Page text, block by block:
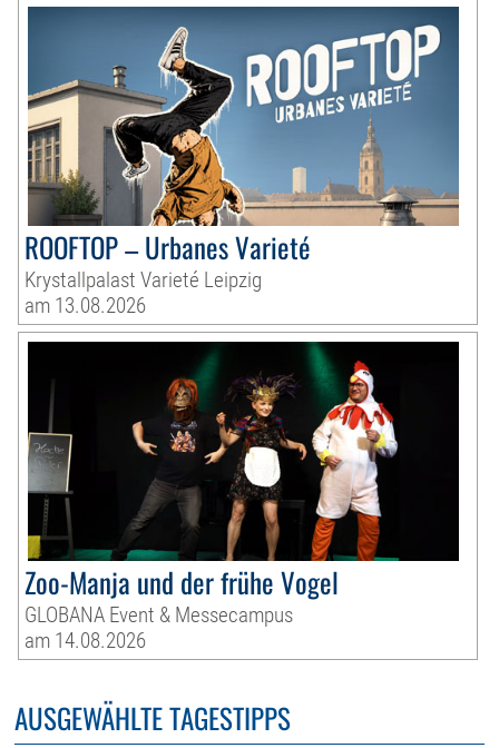
ROOFTOP – Urbanes Varieté
Krystallpalast Varieté Leipzig
am 13.08.2026
Zoo-Manja und der frühe Vogel
GLOBANA Event & Messecampus
am 14.08.2026
AUSGEWÄHLTE TAGESTIPPS